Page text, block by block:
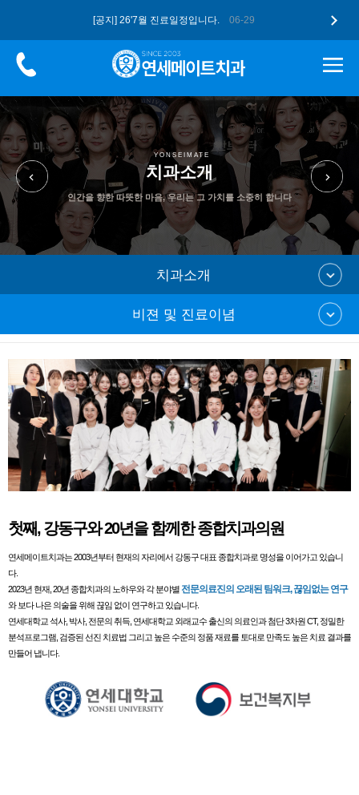
[공지] 26'7월 진료일정입니다. 06-29
[공지] 고유가 피해지원금, 연세메이… 05-12
[공지] 2026 병오년 새해 복 많… 01-07
YONSEIMATE
치과소개
인간을 향한 따뜻한 마음, 우리는 그 가치를 소중히 합니다
치과소개
비젼 및 진료이념
첫째, 강동구와 20년을 함께한 종합치과의원
연세메이트치과는 2003년부터 현재의 자리에서 강동구 대표 종합치과로 명성을 이어가고 있습니
다.
2023년 현재, 20년 종합치과의 노하우와 각 분야별 전문의료진의 오래된 팀워크, 끊임없는 연구
와 보다 나은 의술을 위해 끊임 없이 연구하고 있습니다.
연세대학교 석사, 박사, 전문의 취득, 연세대학교 외래교수 출신의 의료인과 첨단 3차원 CT, 정밀한
분석프로그램, 검증된 선진 치료법 그리고 높은 수준의 정품 재료를 토대로 만족도 높은 치료 결과를
만들어 냅니다.